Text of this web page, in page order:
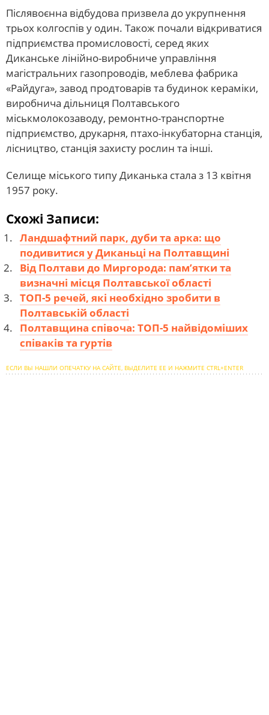
Післявоєнна відбудова призвела до укрупнення
трьох колгоспів у один. Також почали відкриватися
підприємства промисловості, серед яких
Диканське лінійно-виробниче управління
магістральних газопроводів, меблева фабрика
«Райдуга», завод продтоварів та будинок кераміки,
виробнича дільниця Полтавського
міськмолокозаводу, ремонтно-транспортне
підприємство, друкарня, птахо-інкубаторна станція,
лісництво, станція захисту рослин та інші.
Селище міського типу Диканька стала з 13 квітня
1957 року.
Схожі Записи:
Ландшафтний парк, дуби та арка: що
подивитися у Диканьці на Полтавщині
Від Полтави до Миргорода: пам’ятки та
визначні місця Полтавської області
ТОП-5 речей, які необхідно зробити в
Полтавській області
Полтавщина співоча: ТОП-5 найвідоміших
співаків та гуртів
ЕСЛИ ВЫ НАШЛИ ОПЕЧАТКУ НА САЙТЕ, ВЫДЕЛИТЕ ЕЕ И НАЖМИТЕ CTRL+ENTER